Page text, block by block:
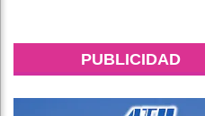
PUBLICIDAD